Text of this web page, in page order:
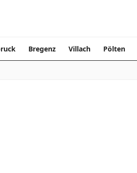
Bregenz Villach Pölten